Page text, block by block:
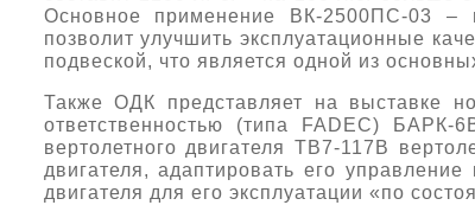
Основное применение ВК-2500ПС-03 –
позволит улучшить эксплуатационные
подвеской, что является одной из
Также ОДК представляет на выставке
ответственностью (типа FADEC) БАРК-
вертолетного двигателя ТВ7-117В
двигателя, адаптировать его
двигателя для его эксплуатации «по